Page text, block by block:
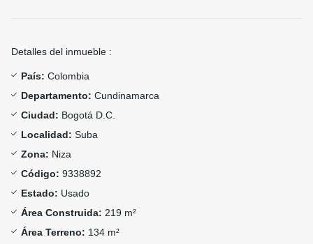
Detalles del inmueble :
País: Colombia
Departamento: Cundinamarca
Ciudad: Bogotá D.C.
Localidad: Suba
Zona: Niza
Código: 9338892
Estado: Usado
Área Construida: 219 m²
Área Terreno: 134 m²